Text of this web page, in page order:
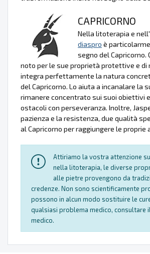
CAPRICORNO
Nella litoterapia e
diaspro è
segno del Capricorno.
noto per le sue proprietà protettive e di
integra perfettamente la natura
del Capricorno. Lo aiuta a incanalare la
rimanere concentrato sui suoi obiettivi
ostacoli con perseveranza. Inoltre,
pazienza e la resistenza, due qualità
al Capricorno per raggiungere le proprie
Attiriamo la vostra attenzione
nella litoterapia, le diverse
alle pietre provengono da
credenze. Non sono scientificamente
possono in alcun modo sostituire le
qualsiasi problema medico, consultare
medico.